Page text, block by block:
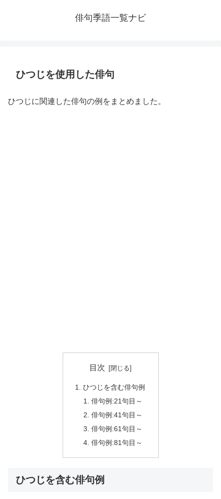
俳句季語一覧ナビ
ひつじを使用した俳句
ひつじに関連した俳句の例をまとめました。
目次
ひつじを含む俳句例
俳句例:21句目～
俳句例:41句目～
俳句例:61句目～
俳句例:81句目～
ひつじを含む俳句例